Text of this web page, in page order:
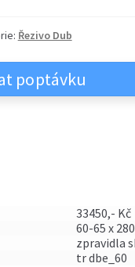
Řezivo Dub
33450,- Kč
60-65 x
zpravidla
tr dbe_60